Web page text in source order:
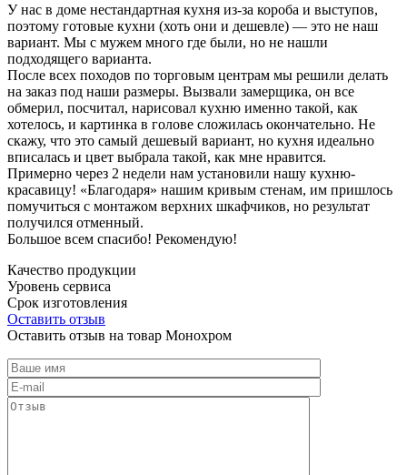
У нас в доме нестандартная кухня из-за короба и выступов,
поэтому готовые кухни (хоть они и дешевле) — это не наш
вариант. Мы с мужем много где были, но не нашли
подходящего варианта.
После всех походов по торговым центрам мы решили делать
на заказ под наши размеры. Вызвали замерщика, он все
обмерил, посчитал, нарисовал кухню именно такой, как
хотелось, и картинка в голове сложилась окончательно. Не
скажу, что это самый дешевый вариант, но кухня идеально
вписалась и цвет выбрала такой, как мне нравится.
Примерно через 2 недели нам установили нашу кухню-
красавицу! «Благодаря» нашим кривым стенам, им пришлось
помучиться с монтажом верхних шкафчиков, но результат
получился отменный.
Большое всем спасибо! Рекомендую!
Качество продукции
Уровень сервиса
Срок изготовления
Оставить отзыв
Оставить отзыв на товар Монохром